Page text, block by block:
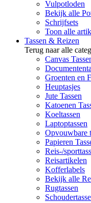
Vulpotloden
Bekijk alle
Schrijfsets
Toon alle
Tassen & Reizen
Terug naar alle
Canvas
Groenten en
Heuptasjes
Jute Tassen
Katoenen
Koeltassen
Laptoptassen
Opvouwbare
Papieren
Reis-/
Reisartikelen
Kofferlabels
Bekijk alle
Rugtassen